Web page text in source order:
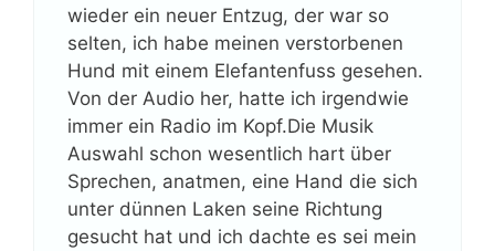
wieder ein neuer Entzug, der war so
selten, ich habe meinen verstorbenen
Hund mit einem Elefantenfuss gesehen.
Von der Audio her, hatte ich irgendwie
immer ein Radio im Kopf.Die Musik
Auswahl schon wesentlich hart über
Sprechen, anatmen, eine Hand die sich
unter dünnen Laken seine Richtung
gesucht hat und ich dachte es sei mein